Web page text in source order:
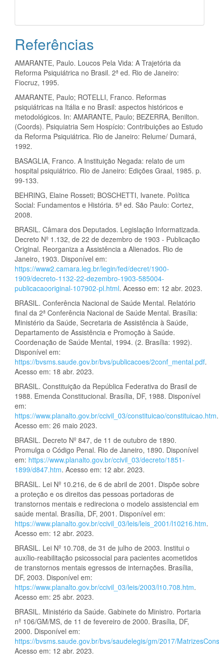
Referências
AMARANTE, Paulo. Loucos Pela Vida: A Trajetória da
Reforma Psiquiátrica no Brasil. 2ª ed. Rio de Janeiro:
Fiocruz, 1995.
AMARANTE, Paulo; ROTELLI, Franco. Reformas
psiquiátricas na Itália e no Brasil: aspectos históricos e
metodológicos. In: AMARANTE, Paulo; BEZERRA, Benilton.
(Coords). Psiquiatria Sem Hospício: Contribuições ao Estudo
da Reforma Psiquiátrica. Rio de Janeiro: Relume/ Dumará,
1992.
BASAGLIA, Franco. A Instituição Negada: relato de um
hospital psiquiátrico. Rio de Janeiro: Edições Graal, 1985. p.
99-133.
BEHRING, Elaine Rosseti; BOSCHETTI, Ivanete. Política
Social: Fundamentos e História. 5ª ed. São Paulo: Cortez,
2008.
BRASIL. Câmara dos Deputados. Legislação Informatizada.
Decreto Nº 1.132, de 22 de dezembro de 1903 - Publicação
Original. Reorganiza a Assistência a Alienados. Rio de
Janeiro, 1903. Disponível em:
https://www2.camara.leg.br/legin/fed/decret/1900-
1909/decreto-1132-22-dezembro-1903-585004-
publicacaooriginal-107902-pl.html. Acesso em: 12 abr. 2023.
BRASIL. Conferência Nacional de Saúde Mental. Relatório
final da 2ª Conferência Nacional de Saúde Mental. Brasília:
Ministério da Saúde, Secretaria de Assistência à Saúde,
Departamento de Assistência e Promoção à Saúde.
Coordenação de Saúde Mental, 1994. (2. Brasília: 1992).
Disponível em:
https://bvsms.saude.gov.br/bvs/publicacoes/2conf_mental.pdf.
Acesso em: 18 abr. 2023.
BRASIL. Constituição da República Federativa do Brasil de
1988. Emenda Constitucional. Brasília, DF, 1988. Disponível
em:
https://www.planalto.gov.br/ccivil_03/constituicao/constituicao.htm.
Acesso em: 26 maio 2023.
BRASIL. Decreto Nº 847, de 11 de outubro de 1890.
Promulga o Código Penal. Rio de Janeiro, 1890. Disponível
em: https://www.planalto.gov.br/ccivil_03/decreto/1851-
1899/d847.htm. Acesso em: 12 abr. 2023.
BRASIL. Lei Nº 10.216, de 6 de abril de 2001. Dispõe sobre
a proteção e os direitos das pessoas portadoras de
transtornos mentais e redireciona o modelo assistencial em
saúde mental. Brasília, DF, 2001. Disponível em:
https://www.planalto.gov.br/ccivil_03/leis/leis_2001/l10216.htm.
Acesso em: 12 abr. 2023.
BRASIL. Lei Nº 10.708, de 31 de julho de 2003. Institui o
auxílio-reabilitação psicossocial para pacientes acometidos
de transtornos mentais egressos de internações. Brasília,
DF, 2003. Disponível em:
https://www.planalto.gov.br/ccivil_03/leis/2003/l10.708.htm.
Acesso em: 25 abr. 2023.
BRASIL. Ministério da Saúde. Gabinete do Ministro. Portaria
nº 106/GM/MS, de 11 de fevereiro de 2000. Brasília, DF,
2000. Disponível em:
https://bvsms.saude.gov.br/bvs/saudelegis/gm/2017/
Acesso em: 12 abr. 2023.